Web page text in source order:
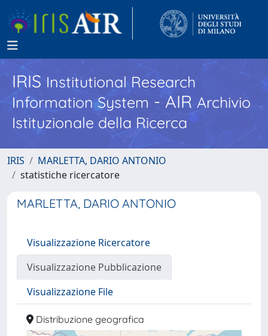
IRISInstitutional Research
Information System - AIR Archivio
Istituzionale della Ricerca
IRIS
MARLETTA, DARIO ANTONIO
statistiche ricercatore
MARLETTA, DARIO ANTONIO
Visualizzazione Ricercatore
Visualizzazione Pubblicazione
Visualizzazione File
Distribuzione geografica